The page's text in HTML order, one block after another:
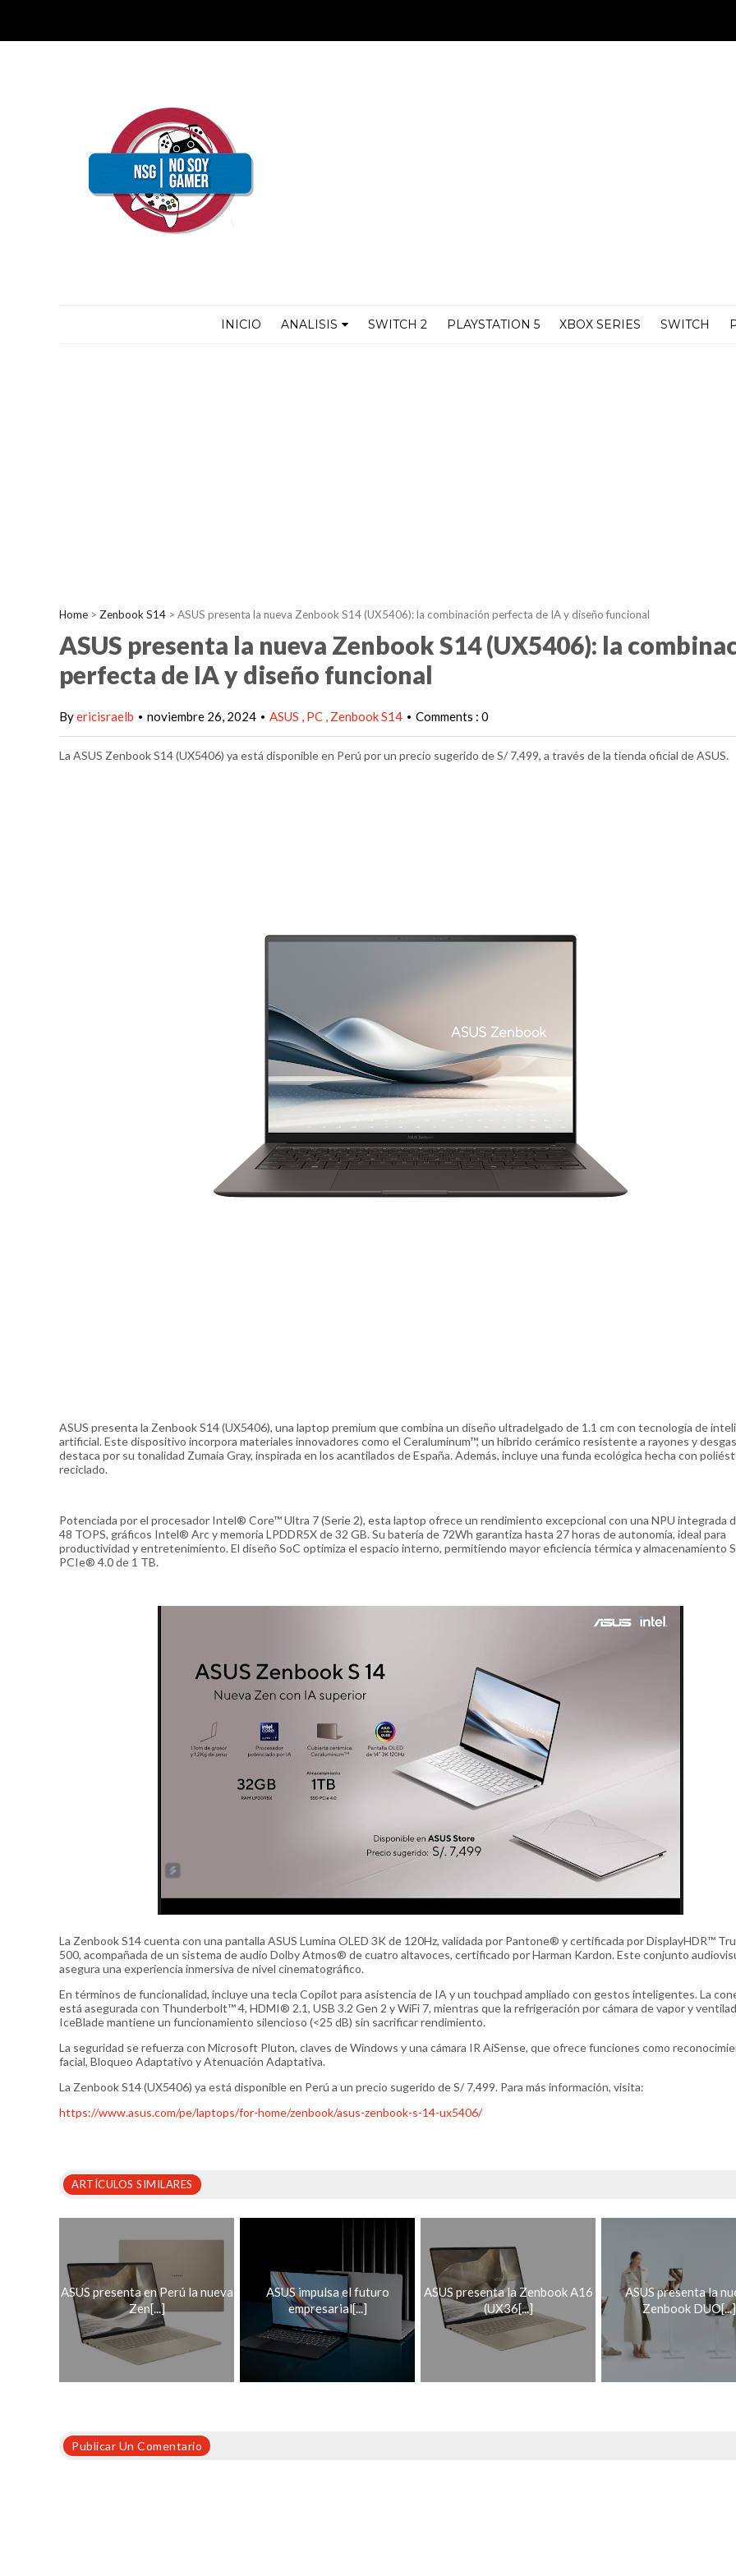
INICIO ANALISIS SWITCH 2 PLAYSTATION 5 XBOX SERIES SWITCH
Home > Zenbook S14 > ASUS presenta la nueva Zenbook S14 (UX5406): la combinación perfecta de IA y diseño funcional
ASUS presenta la nueva Zenbook S14 (UX5406): la
perfecta de IA y diseño funcional
Byericisraelb • noviembre 26, 2024 • ASUS PC Zenbook S14 • Comments : 0
La ASUS Zenbook S14 (UX5406) ya está disponible en Perú por un precio sugerido de S/ 7,499, a través de la tienda oficial de ASUS.
ASUS presenta la Zenbook S14 (UX5406), una laptop premium que combina un diseño ultradelgado de 1.1 cm con tecnología de
artificial. Este dispositivo incorpora materiales innovadores como el Ceraluminum™, un híbrido cerámico resistente a rayones y
destaca por su tonalidad Zumaia Gray, inspirada en los acantilados de España. Además, incluye una funda ecológica hecha con
reciclado.
Potenciada por el procesador Intel® Core™ Ultra 7 (Serie 2), esta laptop ofrece un rendimiento excepcional con una NPU integrada
48 TOPS, gráficos Intel® Arc y memoria LPDDR5X de 32 GB. Su batería de 72Wh garantiza hasta 27 horas de autonomía, ideal para
productividad y entretenimiento. El diseño SoC optimiza el espacio interno, permitiendo mayor eficiencia térmica y almacenamiento
PCIe® 4.0 de 1 TB.
La Zenbook S14 cuenta con una pantalla ASUS Lumina OLED 3K de 120Hz, validada por Pantone® y certificada por DisplayHDR™
500, acompañada de un sistema de audio Dolby Atmos® de cuatro altavoces, certificado por Harman Kardon. Este conjunto
asegura una experiencia inmersiva de nivel cinematográfico.
En términos de funcionalidad, incluye una tecla Copilot para asistencia de IA y un touchpad ampliado con gestos inteligentes. La
está asegurada con Thunderbolt™ 4, HDMI® 2.1, USB 3.2 Gen 2 y WiFi 7, mientras que la refrigeración por cámara de vapor y
IceBlade mantiene un funcionamiento silencioso (<25 dB) sin sacrificar rendimiento.
La seguridad se refuerza con Microsoft Pluton, claves de Windows y una cámara IR AiSense, que ofrece funciones como
facial, Bloqueo Adaptativo y Atenuación Adaptativa.
La Zenbook S14 (UX5406) ya está disponible en Perú a un precio sugerido de S/ 7,499. Para más información, visita:
https://www.asus.com/pe/laptops/for-home/zenbook/asus-zenbook-s-14-ux5406/
ARTÍCULOS SIMILARES
ASUS presenta en Perú la nueva
Zen[...]
ASUS impulsa el futuro
empresarial[...]
ASUS presenta la Zenbook A16
(UX36[...]
ASUS presenta la
Zenbook DUO[...]
Publicar Un Comentario